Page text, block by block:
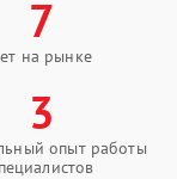
7
на рынке
3
опыт работы